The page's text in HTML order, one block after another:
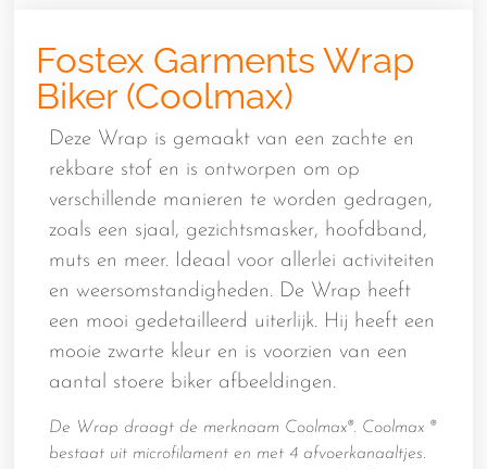
Fostex Garments Wrap
Biker (Coolmax)
Deze Wrap is gemaakt van een zachte en
rekbare stof en is ontworpen om op
verschillende manieren te worden gedragen,
zoals een sjaal, gezichtsmasker, hoofdband,
muts en meer. Ideaal voor allerlei activiteiten
en weersomstandigheden. De Wrap heeft
een mooi gedetailleerd uiterlijk. Hij heeft een
mooie zwarte kleur en is voorzien van een
aantal stoere biker afbeeldingen.
De Wrap draagt de merknaam Coolmax®. Coolmax ®
bestaat uit microfilament en met 4 afvoerkanaaltjes.